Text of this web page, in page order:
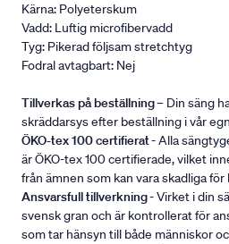
Kärna: Polyeterskum
Vadd: Luftig microfibervadd
Tyg: Pikerad följsam stretchtyg
Fodral avtagbart: Nej
Tillverkas på beställning– Din säng
skräddarsys efter beställning i vår
ÖKO-tex 100 certifierat- Alla
är ÖKO-tex 100 certifierade, vilket
från ämnen som kan vara skadliga
Ansvarsfull tillverkning- Virket i din
svensk gran och är kontrollerat för
som tar hänsyn till både människor